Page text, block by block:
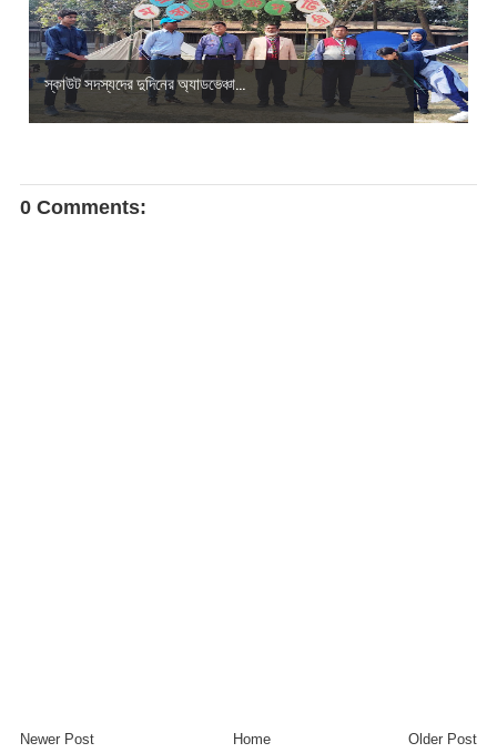
স্কাউট সদস্যদের দুদিনের অ্যাডভেঞ্চা...
0 Comments:
Newer Post Older Post
Home